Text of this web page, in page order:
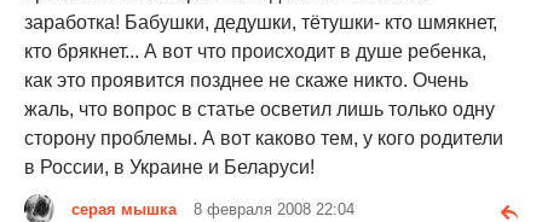
заработка! Бабушки, дедушки, тётушки- кто шмякнет,
кто брякнет... А вот что происходит в душе ребенка,
как это проявится позднее не скаже никто. Очень
жаль, что вопрос в статье осветил лишь только одну
сторону проблемы. А вот каково тем, у кого родители
в России, в Украине и Беларуси!
серая мышка 8 февраля 2008 22:04